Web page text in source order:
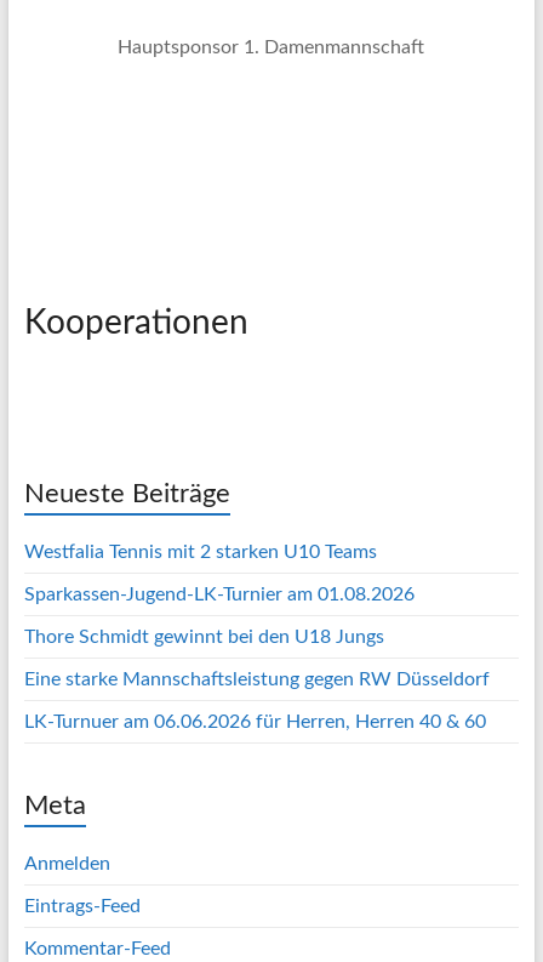
Hauptsponsor 1. Damenmannschaft
Kooperationen
Neueste Beiträge
Westfalia Tennis mit 2 starken U10 Teams
Sparkassen-Jugend-LK-Turnier am 01.08.2026
Thore Schmidt gewinnt bei den U18 Jungs
Eine starke Mannschaftsleistung gegen RW Düsseldorf
LK-Turnuer am 06.06.2026 für Herren, Herren 40 & 60
Meta
Anmelden
Eintrags-Feed
Kommentar-Feed